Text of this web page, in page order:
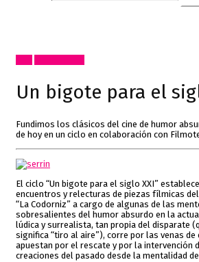
Un bigote para el
Fundimos los clásicos del cine de humor
de hoy en un ciclo en colaboración con
El ciclo “Un bigote para el siglo XXI”
encuentros y relecturas de piezas fílmicas
“La Codorniz” a cargo de algunas de las
sobresalientes del humor absurdo en la
lúdica y surrealista, tan propia del disparate
significa “tiro al aire”), corre por las venas
apuestan por el rescate y por la intervención
creaciones del pasado desde la mentalidad